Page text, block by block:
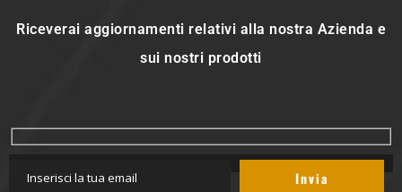
Riceverai aggiornamenti relativi alla nostra Azienda e
sui nostri prodotti